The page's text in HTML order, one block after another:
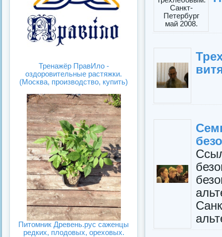
Тренажёр ПравИло -
оздоровительные растяжки.
(Москва, производство, купить)
Питомник Древень.рус саженцы
редких, плодовых, ореховых.